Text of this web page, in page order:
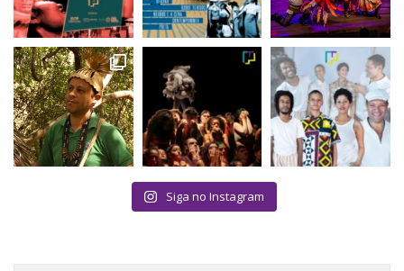
Siga no Instagram